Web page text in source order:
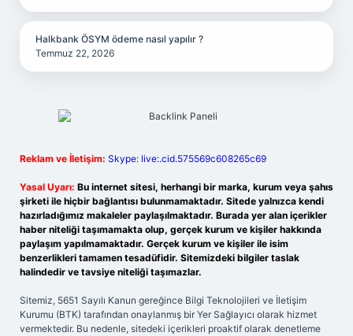
Halkbank ÖSYM ödeme nasıl yapılır ?
Temmuz 22, 2026
Reklam ve İletişim: Skype: live:.cid.575569c608265c69
Yasal Uyarı: Bu internet sitesi, herhangi bir marka, kurum veya şahıs
şirketi ile hiçbir bağlantısı bulunmamaktadır. Sitede yalnızca kendi
hazırladığımız makaleler paylaşılmaktadır. Burada yer alan içerikler
haber niteliği taşımamakta olup, gerçek kurum ve kişiler hakkında
paylaşım yapılmamaktadır. Gerçek kurum ve kişiler ile isim
benzerlikleri tamamen tesadüfidir. Sitemizdeki bilgiler taslak
halindedir ve tavsiye niteliği taşımazlar.
Sitemiz, 5651 Sayılı Kanun gereğince Bilgi Teknolojileri ve İletişim
Kurumu (BTK) tarafından onaylanmış bir Yer Sağlayıcı olarak hizmet
vermektedir. Bu nedenle, sitedeki içerikleri proaktif olarak denetleme